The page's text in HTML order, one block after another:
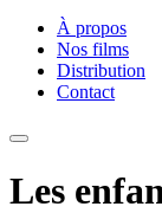
À propos
Nos films
Distribution
Contact
Les